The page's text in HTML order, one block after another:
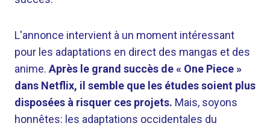
L'annonce intervient à un moment intéressant
pour les adaptations en direct des mangas et des
anime. Après le grand succès de « One Piece »
dans Netflix, il semble que les études soient plus
disposées à risquer ces projets. Mais, soyons
honnêtes: les adaptations occidentales du